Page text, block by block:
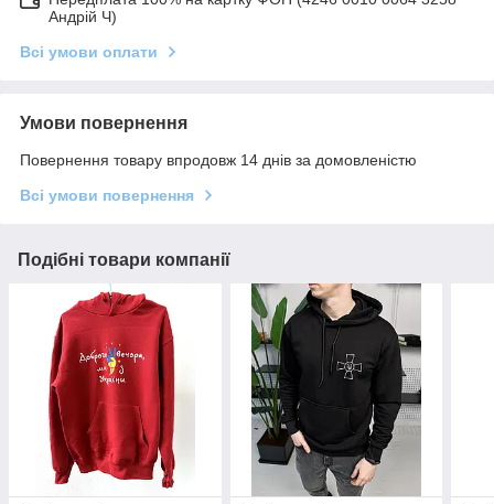
Андрій Ч)
Всі умови оплати
Умови повернення
Повернення товару впродовж 14 днів за домовленістю
Всі умови повернення
Подібні товари компанії